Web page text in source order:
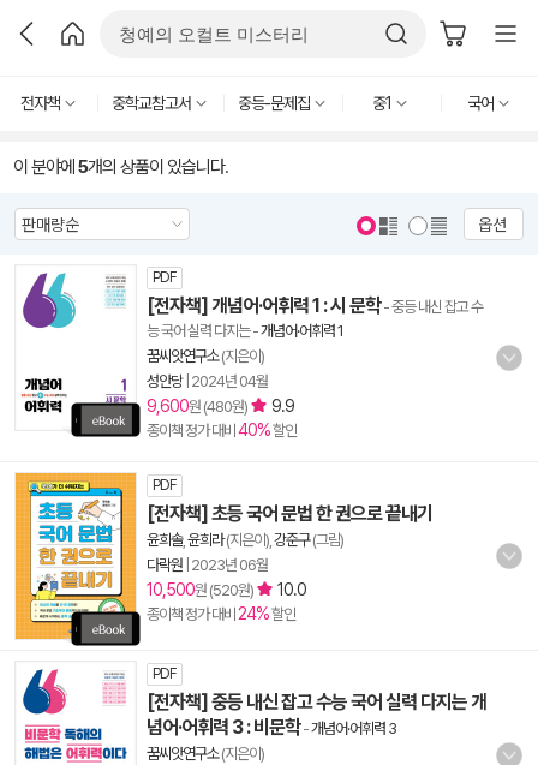
전자책 중학교참고서 중등-문제집 중1 국어
이 분야에 5개의 상품이 있습니다.
옵션
PDF
[전자책] 개념어·어휘력 1 : 시 문학- 중등 내신 잡고 수
능 국어 실력 다지는-개념어·어휘력 1
꿈씨앗연구소(지은이)
성안당| 2024년 04월
9,600원 (480원) 9.9
종이책 정가 대비 40%할인
PDF
[전자책] 초등 국어 문법 한 권으로 끝내기
윤희솔, 윤희라(지은이), 강준구(그림)
다락원 2023년 06월
10,500원 (520원) 10.0
종이책 정가 대비 24%할인
PDF
[전자책] 중등 내신 잡고 수능 국어 실력 다지는 개
념어·어휘력 3 : 비문학-개념어·어휘력 3
꿈씨앗연구소(지은이)